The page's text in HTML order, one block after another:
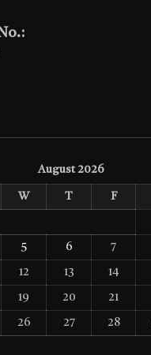
August 2026
W T F
5 6 7
12 13 14
19 20 21
26 27 28